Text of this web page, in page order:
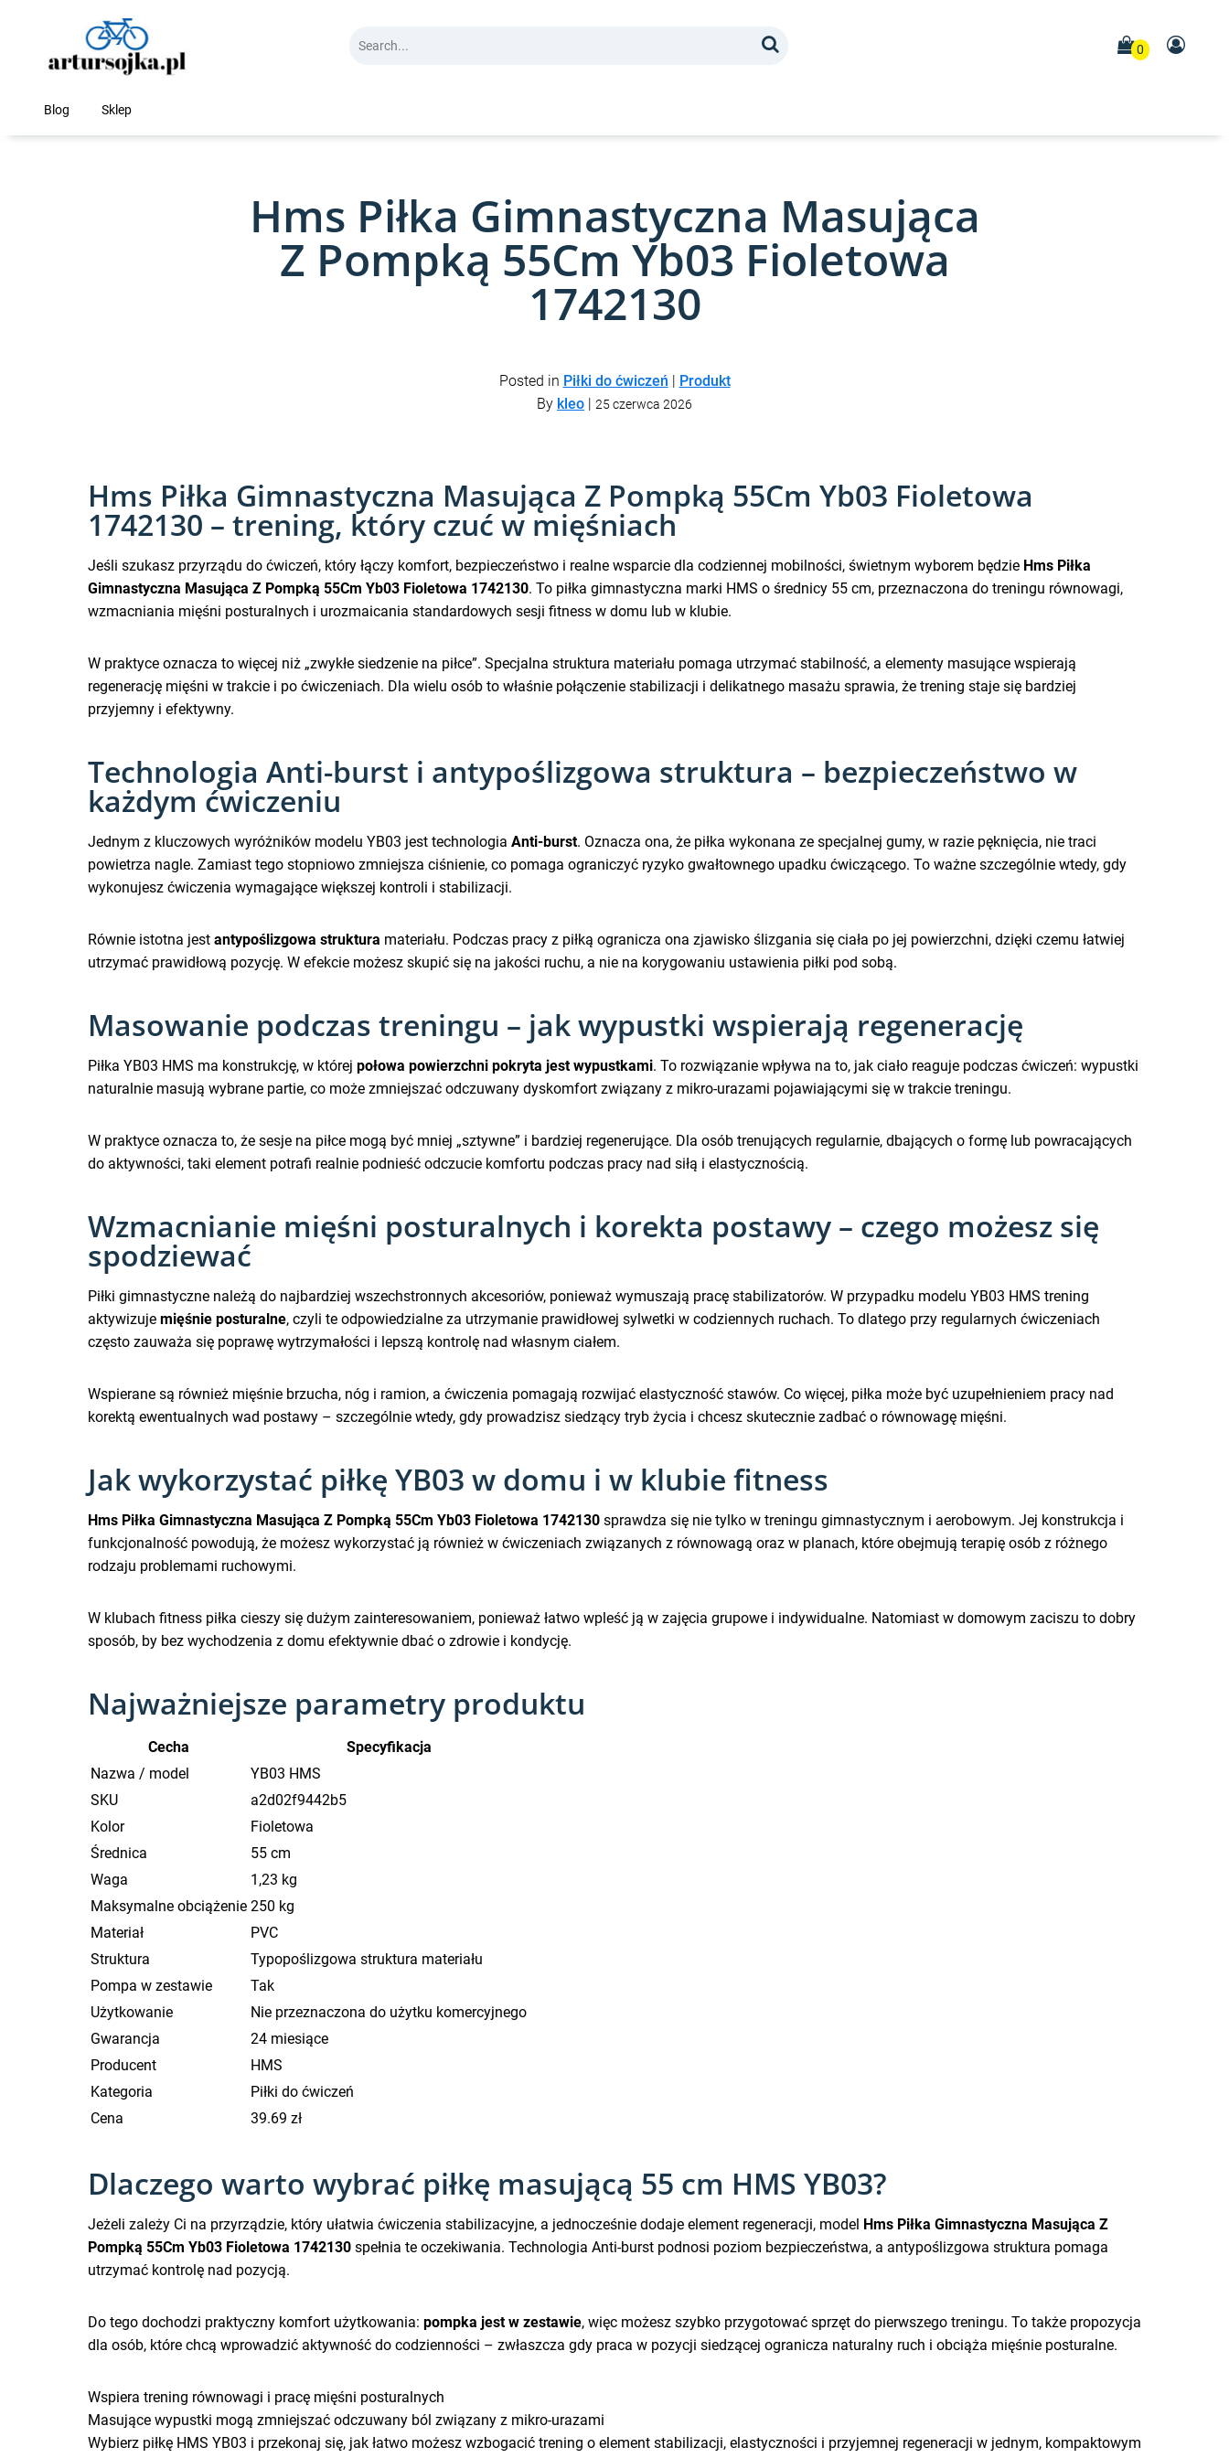
0
Blog Sklep
Hms Piłka Gimnastyczna Masująca
Z Pompką 55Cm Yb03 Fioletowa
1742130
Posted in Piłki do ćwiczeń | Produkt
By kleo | 25 czerwca 2026
Hms Piłka Gimnastyczna Masująca Z Pompką 55Cm Yb03 Fioletowa
1742130 – trening, który czuć w mięśniach
Jeśli szukasz przyrządu do ćwiczeń, który łączy komfort, bezpieczeństwo i realne wsparcie dla codziennej mobilności, świetnym wyborem będzie Hms Piłka
Gimnastyczna Masująca Z Pompką 55Cm Yb03 Fioletowa 1742130. To piłka gimnastyczna marki HMS o średnicy 55 cm, przeznaczona do treningu równowagi,
wzmacniania mięśni posturalnych i urozmaicania standardowych sesji fitness w domu lub w klubie.
W praktyce oznacza to więcej niż „zwykłe siedzenie na piłce”. Specjalna struktura materiału pomaga utrzymać stabilność, a elementy masujące wspierają
regenerację mięśni w trakcie i po ćwiczeniach. Dla wielu osób to właśnie połączenie stabilizacji i delikatnego masażu sprawia, że trening staje się bardziej
przyjemny i efektywny.
Technologia Anti-burst i antypoślizgowa struktura – bezpieczeństwo w
każdym ćwiczeniu
Jednym z kluczowych wyróżników modelu YB03 jest technologia Anti-burst. Oznacza ona, że piłka wykonana ze specjalnej gumy, w razie pęknięcia, nie traci
powietrza nagle. Zamiast tego stopniowo zmniejsza ciśnienie, co pomaga ograniczyć ryzyko gwałtownego upadku ćwiczącego. To ważne szczególnie wtedy, gdy
wykonujesz ćwiczenia wymagające większej kontroli i stabilizacji.
Równie istotna jest antypoślizgowa struktura materiału. Podczas pracy z piłką ogranicza ona zjawisko ślizgania się ciała po jej powierzchni, dzięki czemu łatwiej
utrzymać prawidłową pozycję. W efekcie możesz skupić się na jakości ruchu, a nie na korygowaniu ustawienia piłki pod sobą.
Masowanie podczas treningu – jak wypustki wspierają regenerację
Piłka YB03 HMS ma konstrukcję, w której połowa powierzchni pokryta jest wypustkami. To rozwiązanie wpływa na to, jak ciało reaguje podczas ćwiczeń: wypustki
naturalnie masują wybrane partie, co może zmniejszać odczuwany dyskomfort związany z mikro-urazami pojawiającymi się w trakcie treningu.
W praktyce oznacza to, że sesje na piłce mogą być mniej „sztywne” i bardziej regenerujące. Dla osób trenujących regularnie, dbających o formę lub powracających
do aktywności, taki element potrafi realnie podnieść odczucie komfortu podczas pracy nad siłą i elastycznością.
Wzmacnianie mięśni posturalnych i korekta postawy – czego możesz się
spodziewać
Piłki gimnastyczne należą do najbardziej wszechstronnych akcesoriów, ponieważ wymuszają pracę stabilizatorów. W przypadku modelu YB03 HMS trening
aktywizuje mięśnie posturalne, czyli te odpowiedzialne za utrzymanie prawidłowej sylwetki w codziennych ruchach. To dlatego przy regularnych ćwiczeniach
często zauważa się poprawę wytrzymałości i lepszą kontrolę nad własnym ciałem.
Wspierane są również mięśnie brzucha, nóg i ramion, a ćwiczenia pomagają rozwijać elastyczność stawów. Co więcej, piłka może być uzupełnieniem pracy nad
korektą ewentualnych wad postawy – szczególnie wtedy, gdy prowadzisz siedzący tryb życia i chcesz skutecznie zadbać o równowagę mięśni.
Jak wykorzystać piłkę YB03 w domu i w klubie fitness
Hms Piłka Gimnastyczna Masująca Z Pompką 55Cm Yb03 Fioletowa 1742130 sprawdza się nie tylko w treningu gimnastycznym i aerobowym. Jej konstrukcja i
funkcjonalność powodują, że możesz wykorzystać ją również w ćwiczeniach związanych z równowagą oraz w planach, które obejmują terapię osób z różnego
rodzaju problemami ruchowymi.
W klubach fitness piłka cieszy się dużym zainteresowaniem, ponieważ łatwo wpleść ją w zajęcia grupowe i indywidualne. Natomiast w domowym zaciszu to dobry
sposób, by bez wychodzenia z domu efektywnie dbać o zdrowie i kondycję.
Najważniejsze parametry produktu
Cecha
Specyfikacja
Nazwa / model
YB03 HMS
SKU
a2d02f9442b5
Kolor
Fioletowa
Średnica
55 cm
Waga
1,23 kg
Maksymalne obciążenie 250 kg
Materiał
PVC
Struktura
Typopoślizgowa struktura materiału
Pompa w zestawie
Tak
Użytkowanie
Nie przeznaczona do użytku komercyjnego
Gwarancja
24 miesiące
Producent
HMS
Kategoria
Piłki do ćwiczeń
Cena
39.69 zł
Dlaczego warto wybrać piłkę masującą 55 cm HMS YB03?
Jeżeli zależy Ci na przyrządzie, który ułatwia ćwiczenia stabilizacyjne, a jednocześnie dodaje element regeneracji, model Hms Piłka Gimnastyczna Masująca Z
Pompką 55Cm Yb03 Fioletowa 1742130 spełnia te oczekiwania. Technologia Anti-burst podnosi poziom bezpieczeństwa, a antypoślizgowa struktura pomaga
utrzymać kontrolę nad pozycją.
Do tego dochodzi praktyczny komfort użytkowania: pompka jest w zestawie, więc możesz szybko przygotować sprzęt do pierwszego treningu. To także propozycja
dla osób, które chcą wprowadzić aktywność do codzienności – zwłaszcza gdy praca w pozycji siedzącej ogranicza naturalny ruch i obciąża mięśnie posturalne.
Wspiera trening równowagi i pracę mięśni posturalnych
Masujące wypustki mogą zmniejszać odczuwany ból związany z mikro-urazami
Wybierz piłkę HMS YB03 i przekonaj się, jak łatwo możesz wzbogacić trening o element stabilizacji, elastyczności i przyjemnej regeneracji w jednym, kompaktowym